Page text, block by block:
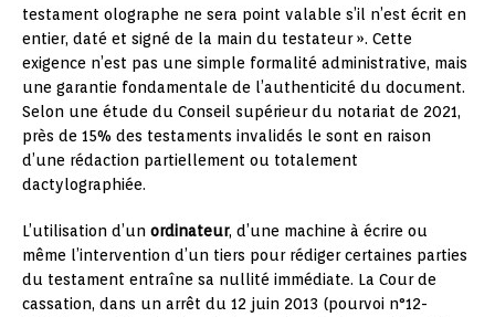
testament olographe ne sera point valable s’il n’est écrit en
entier, daté et signé de la main du testateur ». Cette
exigence n’est pas une simple formalité administrative, mais
une garantie fondamentale de l’authenticité du document.
Selon une étude du Conseil supérieur du notariat de 2021,
près de 15% des testaments invalidés le sont en raison
d’une rédaction partiellement ou totalement
dactylographiée.
L’utilisation d’un ordinateur, d’une machine à écrire ou
même l’intervention d’un tiers pour rédiger certaines parties
du testament entraîne sa nullité immédiate. La Cour de
cassation, dans un arrêt du 12 juin 2013 (pourvoi n°12-